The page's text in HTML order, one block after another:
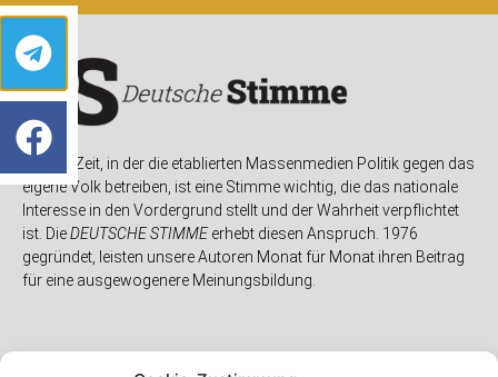
In einer Zeit, in der die etablierten Massenmedien Politik gegen das
eigene Volk betreiben, ist eine Stimme wichtig, die das nationale
Interesse in den Vordergrund stellt und der Wahrheit verpflichtet
ist. DieDEUTSCHE STIMMEerhebt diesen Anspruch. 1976
gegründet, leisten unsere Autoren Monat für Monat ihren Beitrag
für eine ausgewogenere Meinungsbildung.